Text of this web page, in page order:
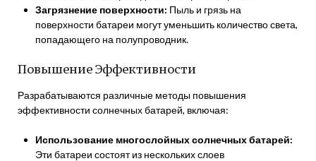
Загрязнение поверхности: Пыль и грязь на
поверхности батареи могут уменьшить количество света,
попадающего на полупроводник.
Повышение Эффективности
Разрабатываются различные методы повышения
эффективности солнечных батарей, включая:
Использование многослойных солнечных батарей:
Эти батареи состоят из нескольких слоев